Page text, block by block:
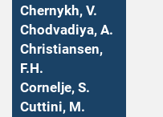
Chernykh, V.
Chodvadiya, A.
Christiansen,
F.H.
Cornelje, S.
Cuttini, M.